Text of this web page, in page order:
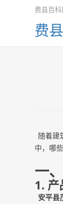
费县百
费
随着建
中，哪
一
1. 产
安平县